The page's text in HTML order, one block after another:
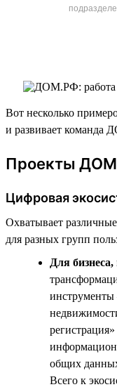
Вот несколько
и развивает команда
Проекты
Цифровая
Охватывает
для разных групп
Для бизнеса,
инструменты
общих
Всего к